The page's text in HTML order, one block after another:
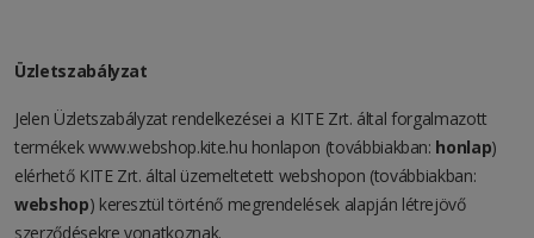
Üzletszabályzat
Jelen Üzletszabályzat rendelkezései a KITE Zrt. által forgalmazott
termékek www.webshop.kite.hu honlapon (továbbiakban: honlap)
elérhető KITE Zrt. által üzemeltetett webshopon (továbbiakban:
webshop) keresztül történő megrendelések alapján létrejövő
szerződésekre vonatkoznak.